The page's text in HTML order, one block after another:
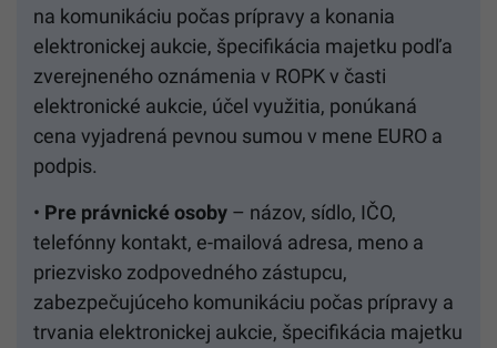
na komunikáciu počas prípravy a konania
elektronickej aukcie, špecifikácia majetku podľa
zverejneného oznámenia v ROPK v časti
elektronické aukcie, účel využitia, ponúkaná
cena vyjadrená pevnou sumou v mene EURO a
podpis.
• Pre právnické osoby – názov, sídlo, IČO,
telefónny kontakt, e-mailová adresa, meno a
priezvisko zodpovedného zástupcu,
zabezpečujúceho komunikáciu počas prípravy a
trvania elektronickej aukcie, špecifikácia majetku